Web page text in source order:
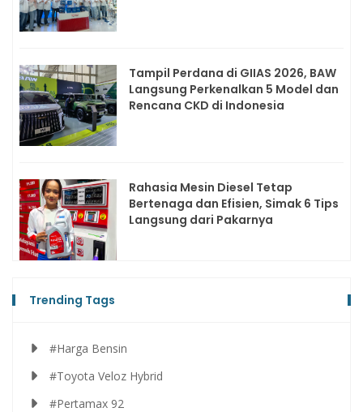
Tampil Perdana di GIIAS 2026, BAW
Langsung Perkenalkan 5 Model dan
Rencana CKD di Indonesia
Rahasia Mesin Diesel Tetap
Bertenaga dan Efisien, Simak 6 Tips
Langsung dari Pakarnya
Trending Tags
#Harga Bensin
#Toyota Veloz Hybrid
#Pertamax 92